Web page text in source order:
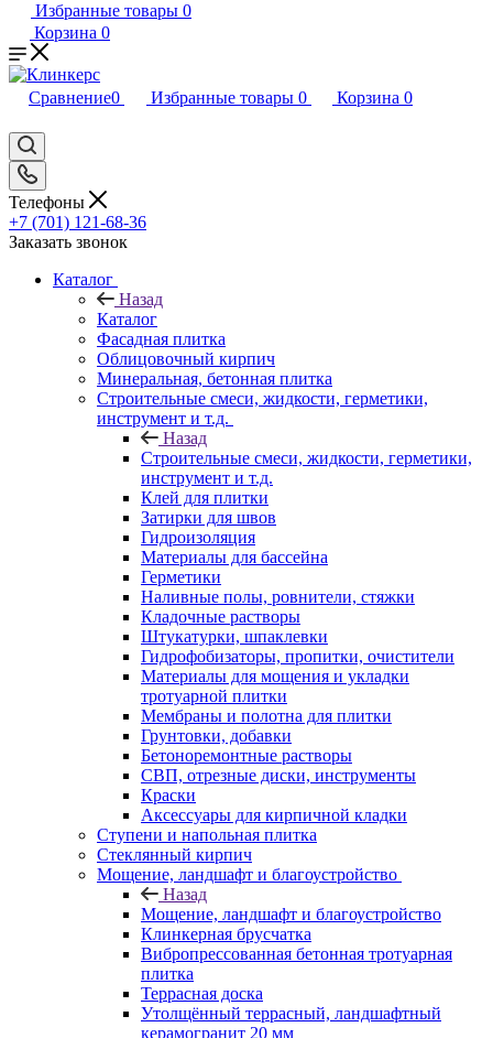
Избранные товары 0
Корзина 0
Сравнение0 Избранные товары 0 Корзина 0
Телефоны
+7 (701) 121-68-36
Заказать звонок
Каталог
Назад
Каталог
Фасадная плитка
Облицовочный кирпич
Минеральная, бетонная плитка
Строительные смеси, жидкости, герметики,
инструмент и т.д.
Назад
Строительные смеси, жидкости, герметики,
инструмент и т.д.
Клей для плитки
Затирки для швов
Гидроизоляция
Материалы для бассейна
Герметики
Наливные полы, ровнители, стяжки
Кладочные растворы
Штукатурки, шпаклевки
Гидрофобизаторы, пропитки, очистители
Материалы для мощения и укладки
тротуарной плитки
Мембраны и полотна для плитки
Грунтовки, добавки
Бетоноремонтные растворы
СВП, отрезные диски, инструменты
Краски
Аксессуары для кирпичной кладки
Ступени и напольная плитка
Cтеклянный кирпич
Мощение, ландшафт и благоустройство
Назад
Мощение, ландшафт и благоустройство
Клинкерная брусчатка
Вибропрессованная бетонная тротуарная
плитка
Террасная доска
Утолщённый террасный, ландшафтный
керамогранит 20 мм